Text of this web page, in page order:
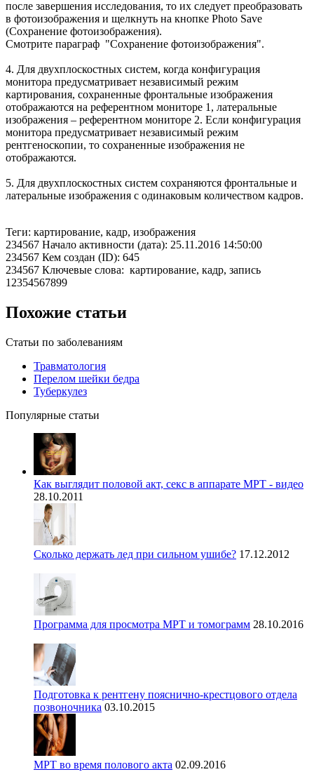
после завершения исследования, то их следует преобразовать
в фотоизображения и щелкнуть на кнопке Photo Save
(Сохранение фотоизображения).
Смотрите параграф "Сохранение фотоизображения".
4. Для двухплоскостных систем, когда конфигурация
монитора предусматривает независимый режим
картирования, сохраненные фронтальные изображения
отображаются на референтном мониторе 1, латеральные
изображения – референтном мониторе 2. Если конфигурация
монитора предусматривает независимый режим
рентгеноскопии, то сохраненные изображения не
отображаются.
5. Для двухплоскостных систем сохраняются фронтальные и
латеральные изображения с одинаковым количеством кадров.
Теги: картирование, кадр, изображения
234567 Начало активности (дата): 25.11.2016 14:50:00
234567 Кем создан (ID): 645
234567 Ключевые слова: картирование, кадр, запись
12354567899
Похожие статьи
Статьи по заболеваниям
Травматология
Перелом шейки бедра
Туберкулез
Популярные статьи
Как выглядит половой акт, секс в аппарате МРТ - видео
28.10.2011
Сколько держать лед при сильном ушибе? 17.12.2012
Программа для просмотра МРТ и томограмм 28.10.2016
Подготовка к рентгену пояснично-крестцового отдела
позвоночника 03.10.2015
МРТ во время полового акта 02.09.2016